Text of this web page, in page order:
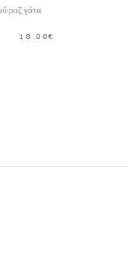
18.00€